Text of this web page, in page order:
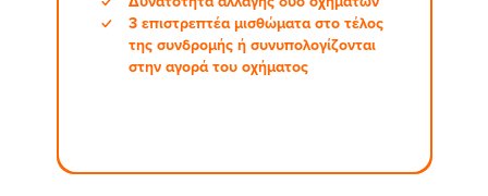
3 επιστρεπτέα μισθώματα στο τέλος
της συνδρομής ή συνυπολογίζονται
στην αγορά του οχήματος